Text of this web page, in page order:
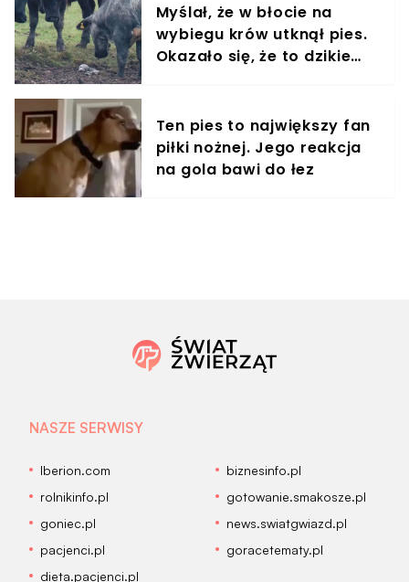
Myślał, że w błocie na
wybiegu krów utknął pies.
Okazało się, że to dzikie
Ten pies to największy fan
piłki nożnej. Jego reakcja
na gola bawi do łez
NASZE SERWISY
Iberion.com
biznesinfo.pl
rolnikinfo.pl
gotowanie.smakosze.pl
goniec.pl
news.swiatgwiazd.pl
pacjenci.pl
goracetematy.pl
dieta.pacjenci.pl